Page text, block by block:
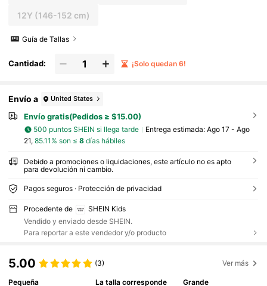
12Y (146-152 cm)
Guía de Tallas
Cantidad: ¡Solo quedan 6!
Envío a United States
Envío gratis(Pedidos ≥ $15.00)
500 puntos SHEIN si llega tarde Entrega estimada: Ago 17 - Ago
21, 85.11% son ≤ 8días hábiles
Debido a promociones o liquidaciones, este artículo no es apto
para devolución ni cambio.
Pagos seguros · Protección de privacidad
Procedente de
SHEIN Kids
Vendido y enviado desde SHEIN.
Para reportar a este vendedor y/o producto
5.00 (3) Ver más
Pequeña
La talla corresponde
Grande